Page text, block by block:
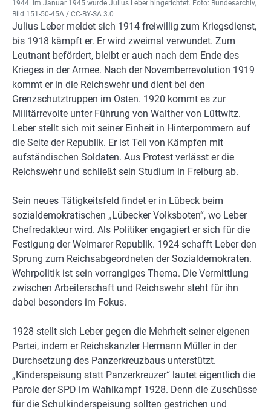
1944. Im Januar 1945 wurde Julius Leber hingerichtet. Foto: Bundesarchiv,
Bild 151-50-45A / CC-BY-SA 3.0
Julius Leber meldet sich 1914 freiwillig zum Kriegsdienst,
bis 1918 kämpft er. Er wird zweimal verwundet. Zum
Leutnant befördert, bleibt er auch nach dem Ende des
Krieges in der Armee. Nach der Novemberrevolution 1919
kommt er in die Reichswehr und dient bei den
Grenzschutztruppen im Osten. 1920 kommt es zur
Militärrevolte unter Führung von Walther von Lüttwitz.
Leber stellt sich mit seiner Einheit in Hinterpommern auf
die Seite der Republik. Er ist Teil von Kämpfen mit
aufständischen Soldaten. Aus Protest verlässt er die
Reichswehr und schließt sein Studium in Freiburg ab.
Sein neues Tätigkeitsfeld findet er in Lübeck beim
sozialdemokratischen „Lübecker Volksboten“, wo Leber
Chefredakteur wird. Als Politiker engagiert er sich für die
Festigung der Weimarer Republik. 1924 schafft Leber den
Sprung zum Reichsabgeordneten der Sozialdemokraten.
Wehrpolitik ist sein vorrangiges Thema. Die Vermittlung
zwischen Arbeiterschaft und Reichswehr steht für ihn
dabei besonders im Fokus.
1928 stellt sich Leber gegen die Mehrheit seiner eigenen
Partei, indem er Reichskanzler Hermann Müller in der
Durchsetzung des Panzerkreuzbaus unterstützt.
„Kinderspeisung statt Panzerkreuzer“ lautet eigentlich die
Parole der SPD im Wahlkampf 1928. Denn die Zuschüsse
für die Schulkinderspeisung sollten gestrichen und